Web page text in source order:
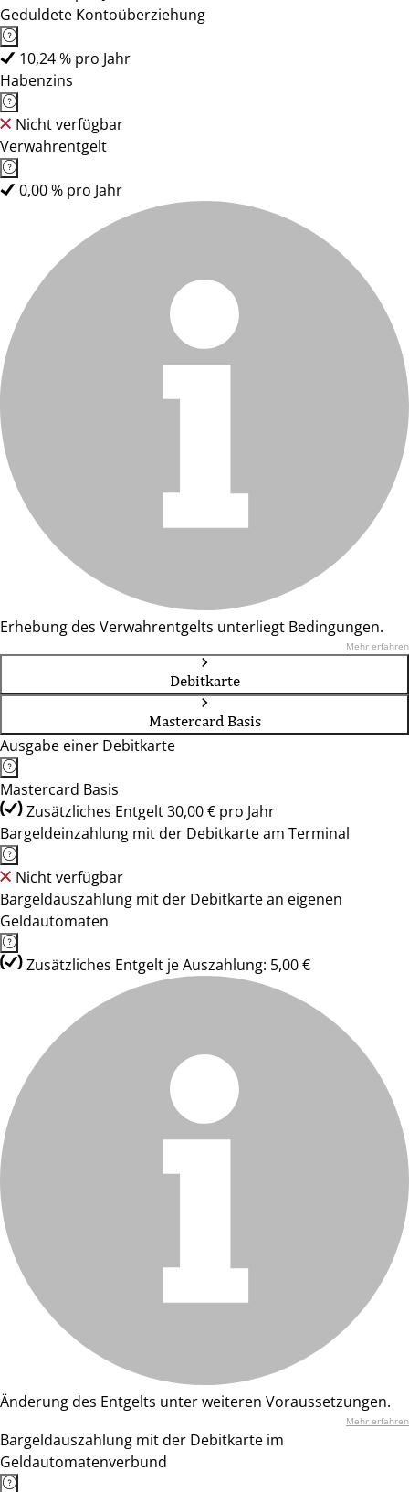
Geduldete Kontoüberziehung
10,24 % pro Jahr
Habenzins
Nicht verfügbar
Verwahrentgelt
0,00 % pro Jahr
Erhebung des Verwahrentgelts unterliegt Bedingungen.
Mehr erfahren
Debitkarte
Mastercard Basis
Ausgabe einer Debitkarte
Mastercard Basis
Zusätzliches Entgelt 30,00 € pro Jahr
Bargeldeinzahlung mit der Debitkarte am Terminal
Nicht verfügbar
Bargeldauszahlung mit der Debitkarte an eigenen
Geldautomaten
Zusätzliches Entgelt je Auszahlung: 5,00 €
Änderung des Entgelts unter weiteren Voraussetzungen.
Mehr erfahren
Bargeldauszahlung mit der Debitkarte im
Geldautomatenverbund